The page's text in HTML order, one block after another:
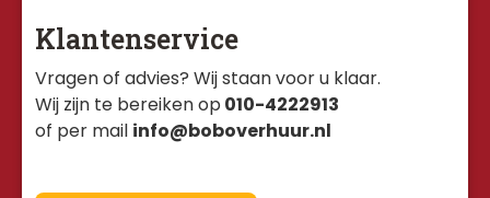
Klantenservice
Vragen of advies? Wij staan voor u klaar.
Wij zijn te bereiken op 010-4222913
of per mail info@boboverhuur.nl